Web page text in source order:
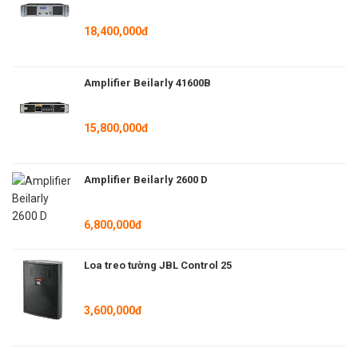
18,400,000đ
Amplifier Beilarly 41600B
15,800,000đ
Amplifier Beilarly 2600 D
6,800,000đ
Loa treo tường JBL Control 25
3,600,000đ